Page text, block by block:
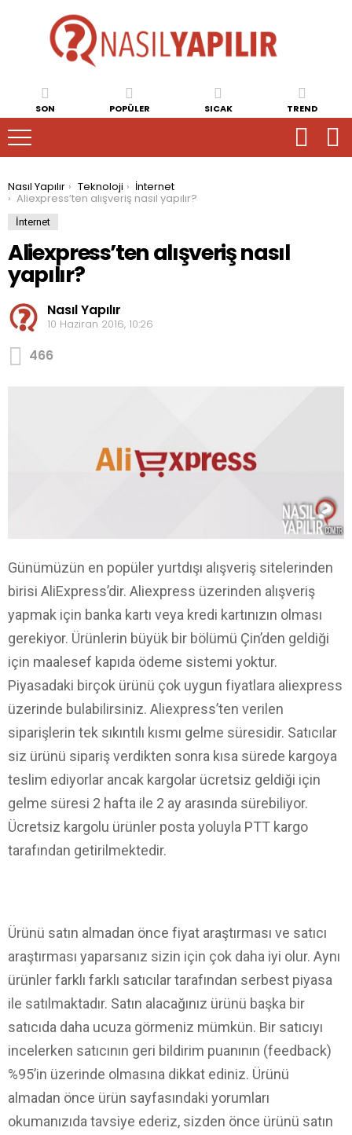
SON POPÜLER SICAK TREND
You are here:
Nasıl Yapılır Teknoloji İnternet
Aliexpress’ten alışveriş nasıl yapılır?
İnternet
Aliexpress’ten alışveriş nasıl
yapılır?
Nasıl Yapılır
10 Haziran 2016, 10:26
466
Günümüzün en popüler yurtdışı alışveriş sitelerinden
birisi AliExpress’dir. Aliexpress üzerinden alışveriş
yapmak için banka kartı veya kredi kartınızın olması
gerekiyor. Ürünlerin büyük bir bölümü Çin’den geldiği
için maalesef kapıda ödeme sistemi yoktur.
Piyasadaki birçok ürünü çok uygun fiyatlara aliexpress
üzerinde bulabilirsiniz. Aliexpress’ten verilen
siparişlerin tek sıkıntılı kısmı gelme süresidir. Satıcılar
siz ürünü sipariş verdikten sonra kısa sürede kargoya
teslim ediyorlar ancak kargolar ücretsiz geldiği için
gelme süresi 2 hafta ile 2 ay arasında sürebiliyor.
Ücretsiz kargolu ürünler posta yoluyla PTT kargo
tarafından getirilmektedir.
Ürünü satın almadan önce fiyat araştırması ve satıcı
araştırması yaparsanız sizin için çok daha iyi olur. Aynı
ürünler farklı farklı satıcılar tarafından serbest piyasa
ile satılmaktadır. Satın alacağınız ürünü başka bir
satıcıda daha ucuza görmeniz mümkün. Bir satıcıyı
incelerken satıcının geri bildirim puanının (feedback)
%95’in üzerinde olmasına dikkat ediniz. Ürünü
almadan önce ürün sayfasındaki yorumları
okumanızıda tavsiye ederiz, sizden önce ürünü satın